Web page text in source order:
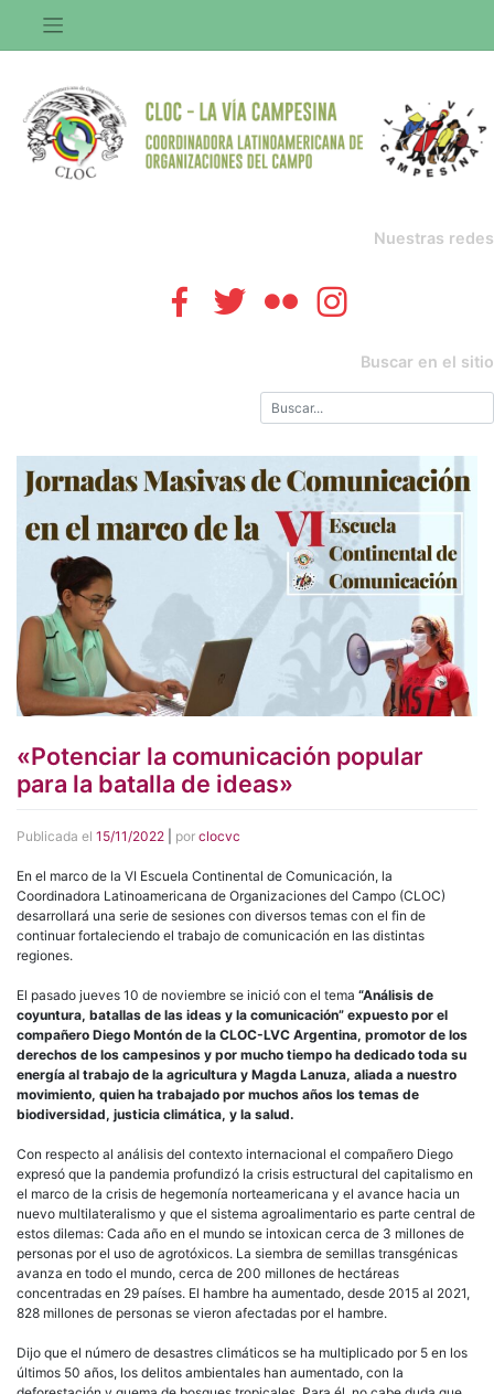
contenido
Nuestras redes
Buscar en el sitio
«Potenciar la comunicación popular
para la batalla de ideas»
Publicada el 15/11/2022 por clocvc
En el marco de la VI Escuela Continental de Comunicación, la
Coordinadora Latinoamericana de Organizaciones del Campo (CLOC)
desarrollará una serie de sesiones con diversos temas con el fin de
continuar fortaleciendo el trabajo de comunicación en las distintas
regiones.
El pasado jueves 10 de noviembre se inició con el tema “Análisis de
coyuntura, batallas de las ideas y la comunicación” expuesto por el
compañero Diego Montón de la CLOC-LVC Argentina, promotor de los
derechos de los campesinos y por mucho tiempo ha dedicado toda su
energía al trabajo de la agricultura y Magda Lanuza, aliada a nuestro
movimiento, quien ha trabajado por muchos años los temas de
biodiversidad, justicia climática, y la salud.
Con respecto al análisis del contexto internacional el compañero Diego
expresó que la pandemia profundizó la crisis estructural del capitalismo en
el marco de la crisis de hegemonía norteamericana y el avance hacia un
nuevo multilateralismo y que el sistema agroalimentario es parte central de
estos dilemas: Cada año en el mundo se intoxican cerca de 3 millones de
personas por el uso de agrotóxicos. La siembra de semillas transgénicas
avanza en todo el mundo, cerca de 200 millones de hectáreas
concentradas en 29 países. El hambre ha aumentado, desde 2015 al 2021,
828 millones de personas se vieron afectadas por el hambre.
Dijo que el número de desastres climáticos se ha multiplicado por 5 en los
últimos 50 años, los delitos ambientales han aumentado, con la